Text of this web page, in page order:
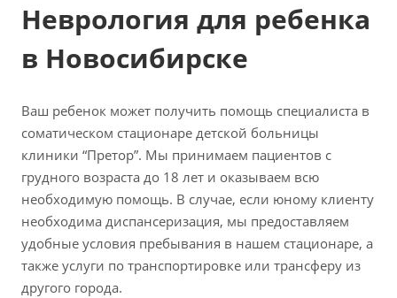
Неврология для ребенка
в Новосибирске
Ваш ребенок может получить помощь специалиста в
соматическом стационаре детской больницы
клиники “Претор”. Мы принимаем пациентов с
грудного возраста до 18 лет и оказываем всю
необходимую помощь. В случае, если юному клиенту
необходима диспансеризация, мы предоставляем
удобные условия пребывания в нашем стационаре, а
также услуги по транспортировке или трансферу из
другого города.